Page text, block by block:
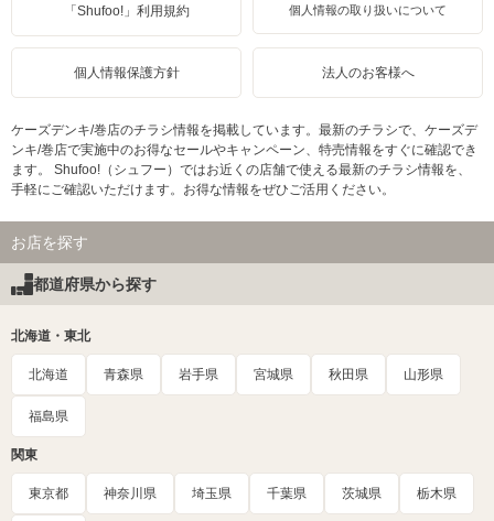
「Shufoo!」利用規約 個人情報の取り扱いについて
個人情報保護方針 法人のお客様へ
ケーズデンキ/巻店のチラシ情報を掲載しています。最新のチラシで、ケーズデ
ンキ/巻店で実施中のお得なセールやキャンペーン、特売情報をすぐに確認でき
ます。 Shufoo!（シュフー）ではお近くの店舗で使える最新のチラシ情報を、
手軽にご確認いただけます。お得な情報をぜひご活用ください。
お店を探す
都道府県から探す
北海道・東北
北海道 青森県 岩手県 宮城県 秋田県 山形県
福島県
関東
東京都 神奈川県 埼玉県 千葉県 茨城県 栃木県